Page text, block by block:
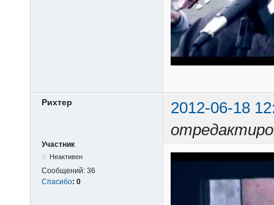
Рихтер
2012-06-18
Участник
Неактивен
Сообщений: 36
Спасибо: 0